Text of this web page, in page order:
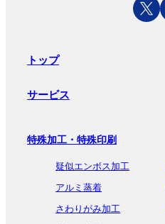
トップ
サービス
特殊加工・特殊印刷
疑似エンボス加工
アルミ蒸着
さわりがみ加工